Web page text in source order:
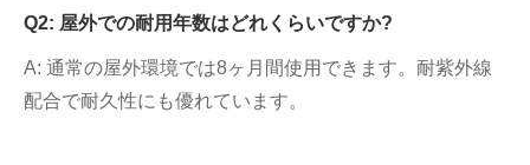
Q2: 屋外での耐用年数はどれくらいですか?
A: 通常の屋外環境では8ヶ月間使用できます。耐紫外線
配合で耐久性にも優れています。